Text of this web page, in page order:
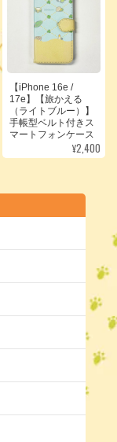
【iPhone 16e /
17e】【旅かえる
（ライトブルー）】
手帳型ベルト付きス
マートフォンケース
¥2,400